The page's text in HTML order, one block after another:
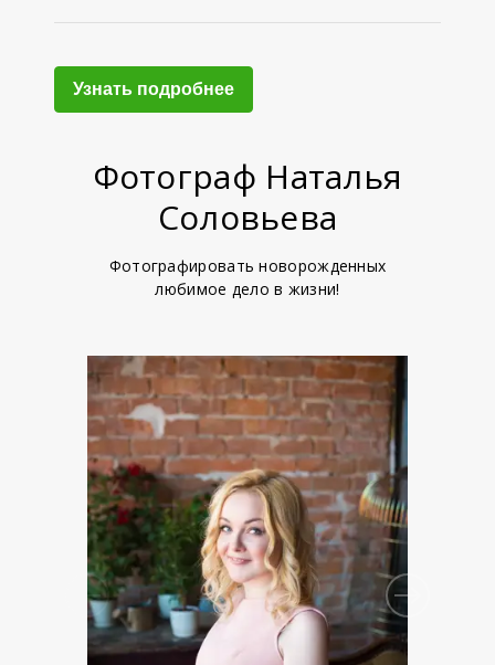
Узнать подробнее
Фотограф Наталья
Соловьева
Фотографировать новорожденных
любимое дело в жизни!